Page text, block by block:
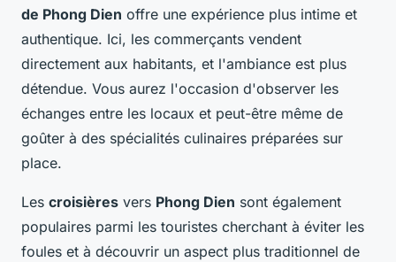
de Phong Dien offre une expérience plus intime et
authentique. Ici, les commerçants vendent
directement aux habitants, et l'ambiance est plus
détendue. Vous aurez l'occasion d'observer les
échanges entre les locaux et peut-être même de
goûter à des spécialités culinaires préparées sur
place.
Les croisières vers Phong Dien sont également
populaires parmi les touristes cherchant à éviter les
foules et à découvrir un aspect plus traditionnel de